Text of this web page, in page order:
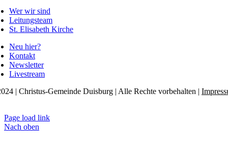
Wer wir sind
Leitungsteam
St. Elisabeth Kirche
Neu hier?
Kontakt
Newsletter
Livestream
| Christus-Gemeinde Duisburg | Alle Rechte vorbehalten |
Page load link
Nach oben